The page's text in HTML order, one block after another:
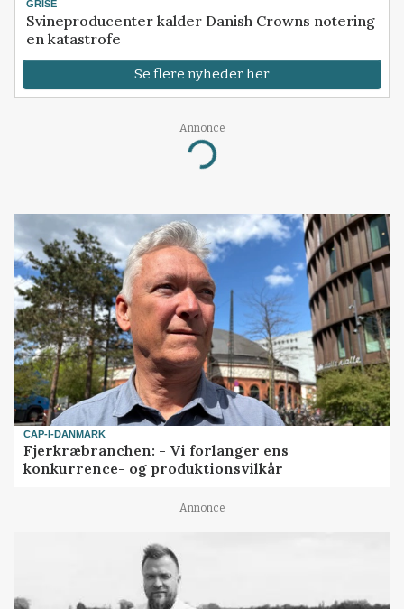
GRISE
Svineproducenter kalder Danish Crowns notering
en katastrofe
Se flere nyheder her
Annonce
Loading...
CAP-I-DANMARK
Fjerkræbranchen: - Vi forlanger ens
konkurrence- og produktionsvilkår
Annonce